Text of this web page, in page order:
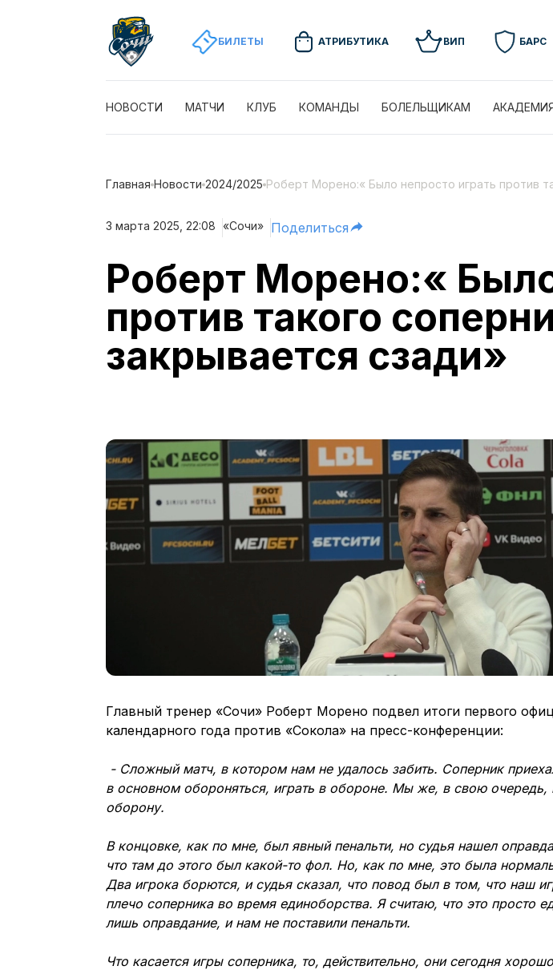
БИЛЕТЫ АТРИБУТИКА ВИП БАРС
НОВОСТИ МАТЧИ КЛУБ КОМАНДЫ БОЛЕЛЬЩИКАМ
Главная Новости 2024/2025 Роберт Морено:« Было непросто играть против
3 марта 2025, 22:08 «Сочи» Поделиться
Роберт Морено:«
против такого
закрывается сзади»
Главный тренер «Сочи» Роберт Морено подвел итоги первого
календарного года против «Сокола» на пресс-конференции:
- Сложный матч, в котором нам не удалось забить. Соперник
в основном обороняться, играть в обороне. Мы же, в свою очередь,
оборону.
В концовке, как по мне, был явный пенальти, но судья нашел
что там до этого был какой-то фол. Но, как по мне, это была
Два игрока борются, и судья сказал, что повод был в том, что наш
плечо соперника во время единоборства. Я считаю, что это просто
лишь оправдание, и нам не поставили пенальти.
Что касается игры соперника, то, действительно, они сегодня